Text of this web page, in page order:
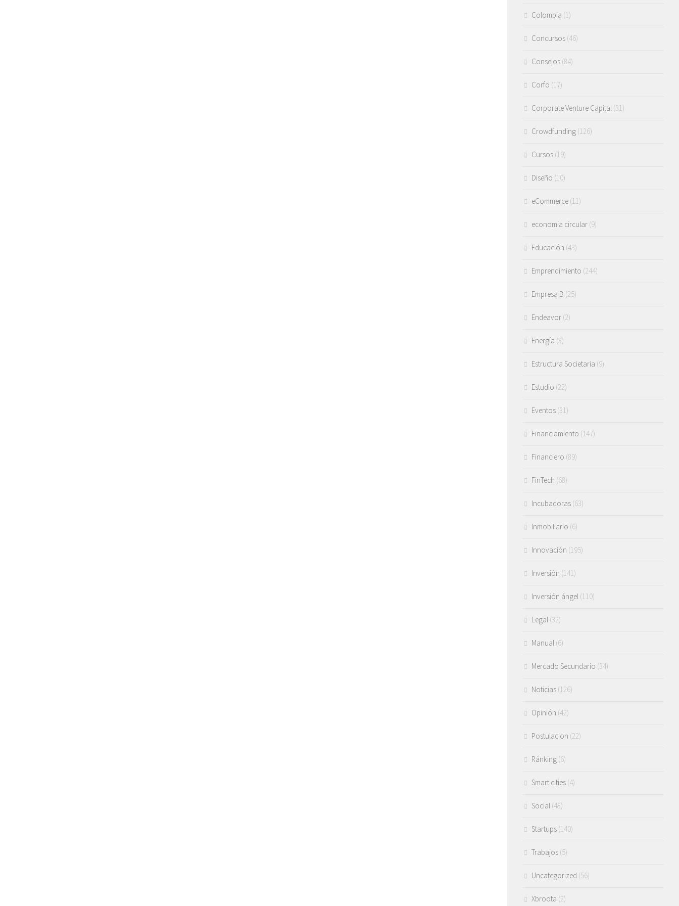
Colombia (1)
Concursos (46)
Consejos (84)
Corfo (17)
Corporate Venture Capital (31)
Crowdfunding (126)
Cursos (19)
Diseño (10)
eCommerce (11)
economia circular (9)
Educación (43)
Emprendimiento (244)
Empresa B (25)
Endeavor (2)
Energía (3)
Estructura Societaria (9)
Estudio (22)
Eventos (31)
Financiamiento (147)
Financiero (89)
FinTech (68)
Incubadoras (63)
Inmobiliario (6)
Innovación (195)
Inversión (141)
Inversión ángel (110)
Legal (32)
Manual (6)
Mercado Secundario (34)
Noticias (126)
Opinión (42)
Postulacion (22)
Ránking (6)
Smart cities (4)
Social (48)
Startups (140)
Trabajos (5)
Uncategorized (56)
Xbroota (2)